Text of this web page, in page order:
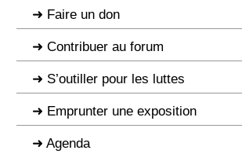
Faire un don
Contribuer au forum
S’outiller pour les luttes
Emprunter une exposition
Agenda